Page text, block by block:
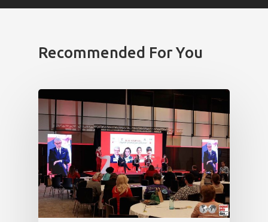
Recommended For You